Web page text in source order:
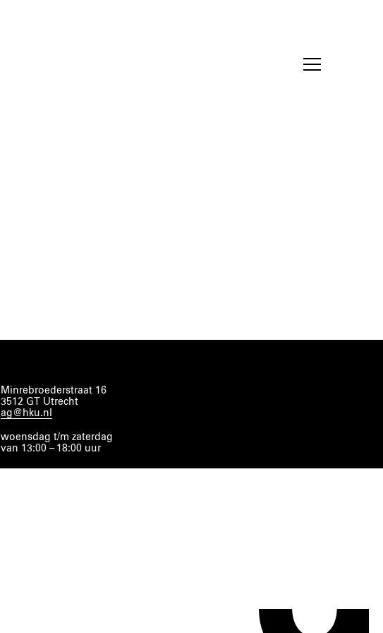
Minrebroederstraat 16
3512 GT Utrecht
ag@hku.nl
woensdag t/m zaterdag
van 13:00 – 18:00 uur